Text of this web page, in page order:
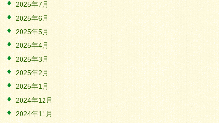
2025年7月
2025年6月
2025年5月
2025年4月
2025年3月
2025年2月
2025年1月
2024年12月
2024年11月